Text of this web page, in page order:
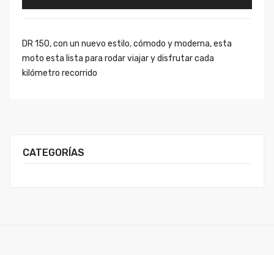
CATEGORÍAS
DR 150, con un nuevo estilo, cómodo y moderna, esta
moto esta lista para rodar viajar y disfrutar cada
kilómetro recorrido